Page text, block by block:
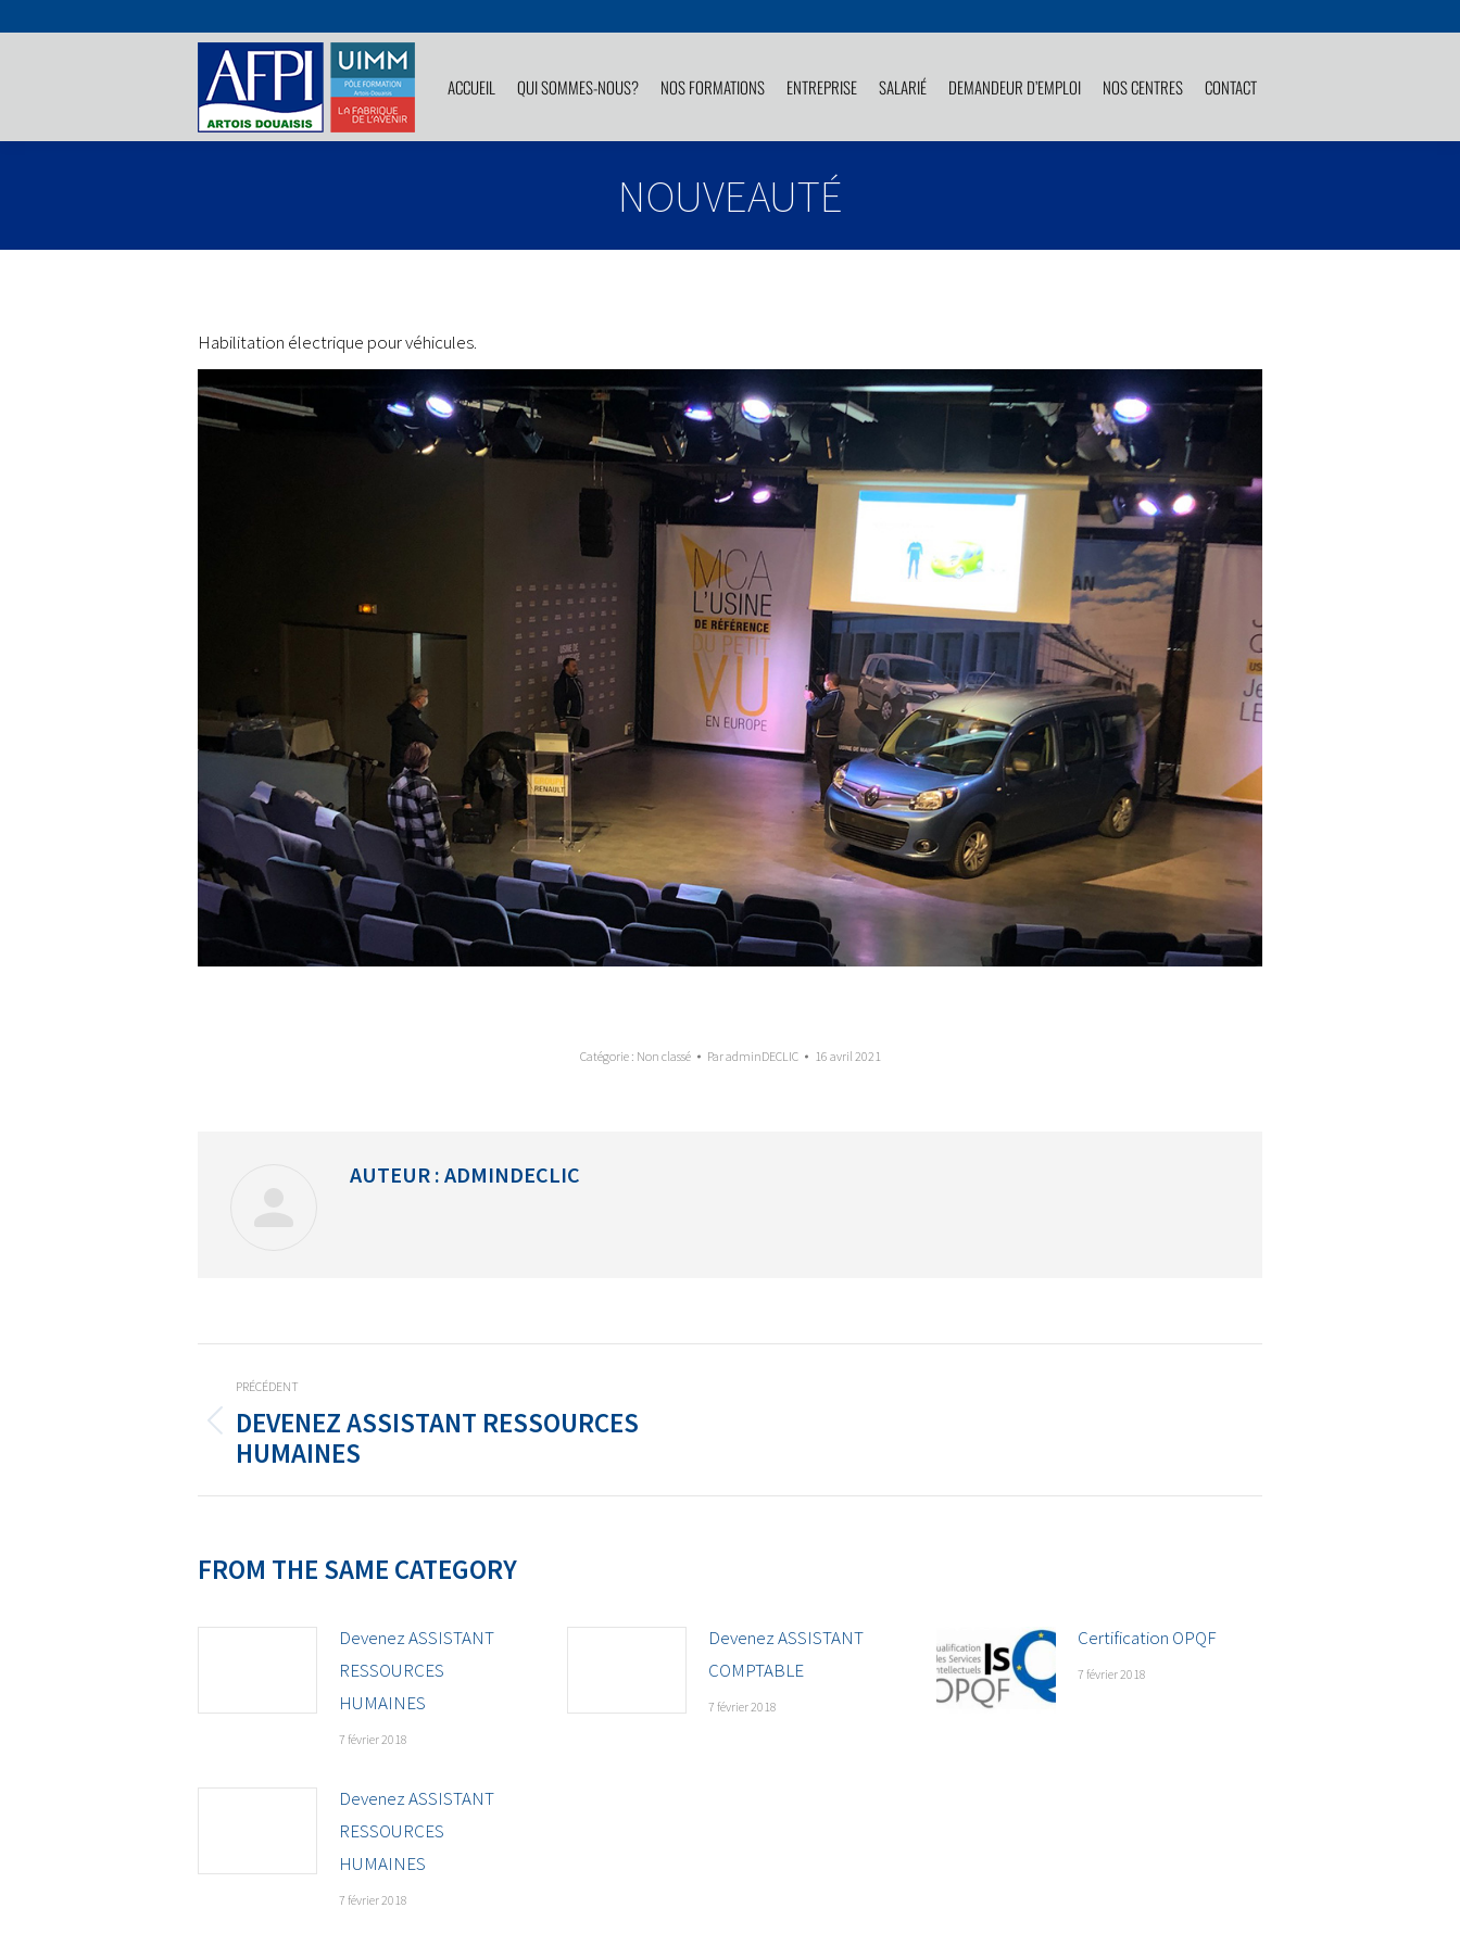
ACCUEIL QUI SOMMES-NOUS? NOS FORMATIONS ENTREPRISE SALARIÉ DEMANDEUR D’EMPLOI NOS CENTRES CONTACT
NOUVEAUTÉ
Habilitation électrique pour véhicules.
Catégorie : Non classé ParadminDECLIC 16 avril 2021
AUTEUR : ADMINDECLIC
PRÉCÉDENT
DEVENEZ ASSISTANT RESSOURCES
HUMAINES
FROM THE SAME CATEGORY
Devenez ASSISTANT
RESSOURCES
HUMAINES
7 février 2018
Devenez ASSISTANT
COMPTABLE
7 février 2018
Certification OPQF
7 février 2018
Devenez ASSISTANT
RESSOURCES
HUMAINES
7 février 2018